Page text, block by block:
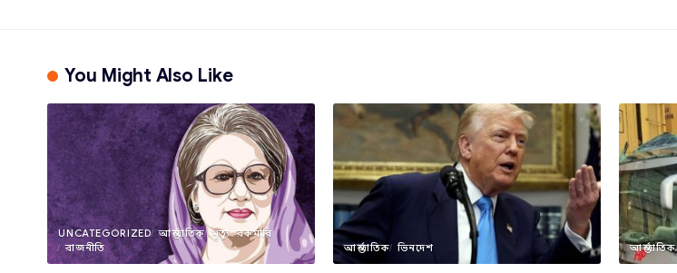
You Might Also Like
UNCATEGORIZED আন্তর্জাতিক মৃত্যু রকমারি
রাজনীতি
আন্তর্জাতিক ভিনদেশ আন্তর্জাতিক